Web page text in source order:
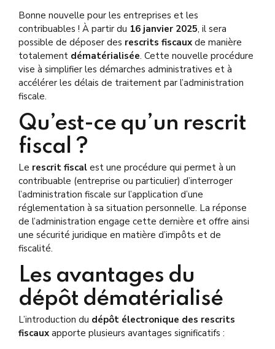
Bonne nouvelle pour les entreprises et les
contribuables ! À partir du 16 janvier 2025, il sera
possible de déposer des rescrits fiscaux de manière
totalement dématérialisée. Cette nouvelle procédure
vise à simplifier les démarches administratives et à
accélérer les délais de traitement par l’administration
fiscale.
Qu’est-ce qu’un rescrit
fiscal ?
Le rescrit fiscal est une procédure qui permet à un
contribuable (entreprise ou particulier) d’interroger
l’administration fiscale sur l’application d’une
réglementation à sa situation personnelle. La réponse
de l’administration engage cette dernière et offre ainsi
une sécurité juridique en matière d’impôts et de
fiscalité.
Les avantages du
dépôt dématérialisé
L’introduction du dépôt électronique des rescrits
fiscaux apporte plusieurs avantages significatifs :